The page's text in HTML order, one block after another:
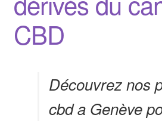
CBD
Découvrez nos
cbd a Genève